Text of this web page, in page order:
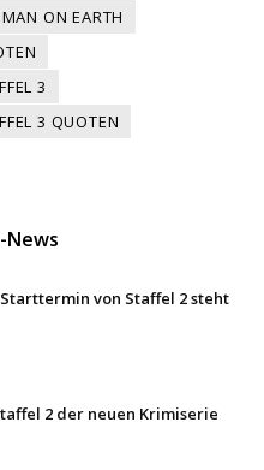
ON EARTH
3
3 QUOTEN
News
von Staffel 2 steht
2 der neuen Krimiserie